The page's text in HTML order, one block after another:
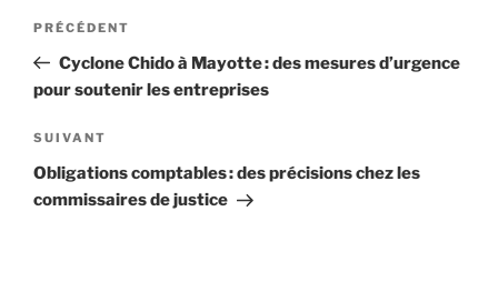
Navigation
l’article
Article
précédent
PRÉCÉDENT
Cyclone Chido à Mayotte : des mesures d’urgence
pour soutenir les entreprises
Article
suivant
SUIVANT
Obligations comptables : des précisions chez les
commissaires de justice